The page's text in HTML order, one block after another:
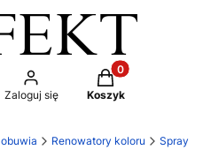
Zaloguj się
Produkty w
Koszyk
Renowatory koloru Spray